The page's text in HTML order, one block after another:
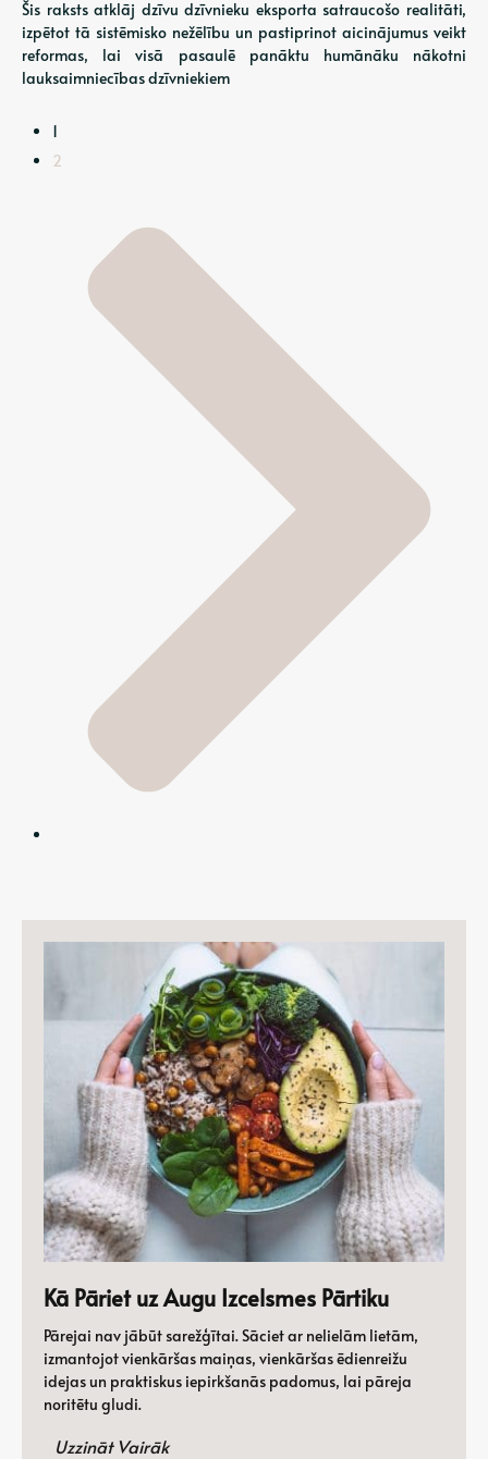
Šis raksts atklāj dzīvu dzīvnieku eksporta satraucošo realitāti,
izpētot tā sistēmisko nežēlību un pastiprinot aicinājumus veikt
reformas, lai visā pasaulē panāktu humānāku nākotni
lauksaimniecības dzīvniekiem
1
2
Kā Pāriet uz Augu Izcelsmes Pārtiku
Pārejai nav jābūt sarežģītai. Sāciet ar nelielām lietām,
izmantojot vienkāršas maiņas, vienkāršas ēdienreižu
idejas un praktiskus iepirkšanās padomus, lai pāreja
noritētu gludi.
Uzzināt Vairāk